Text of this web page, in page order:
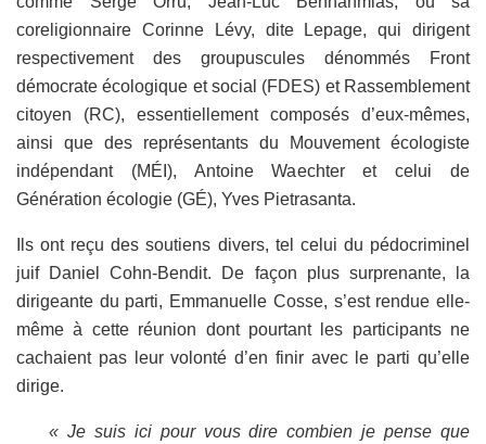
coreligionnaire Corinne Lévy, dite Lepage, qui dirigent
respectivement des groupuscules dénommés Front
démocrate écologique et social (FDES) et Rassemblement
citoyen (RC), essentiellement composés d’eux-mêmes,
ainsi que des représentants du Mouvement écologiste
indépendant (MÉI), Antoine Waechter et celui de
Génération écologie (GÉ), Yves Pietrasanta.
Ils ont reçu des soutiens divers, tel celui du pédocriminel
juif Daniel Cohn-Bendit. De façon plus surprenante, la
dirigeante du parti, Emmanuelle Cosse, s’est rendue elle-
même à cette réunion dont pourtant les participants ne
cachaient pas leur volonté d’en finir avec le parti qu’elle
dirige.
« Je suis ici pour vous dire combien je pense que